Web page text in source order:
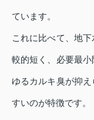
ています。
これに比べて、地
較的短く、必要最
ゆるカルキ臭が抑
すいのが特徴です。